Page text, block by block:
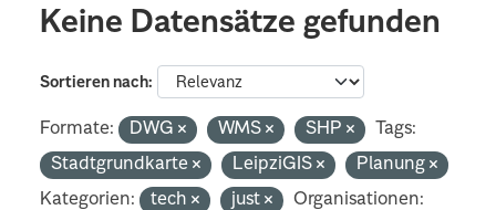
Keine Datensätze gefunden
Sortieren nach
Formate: DWG WMS SHP
Tags:
Stadtgrundkarte
LeipziGIS
Planung
Kategorien:
tech just
Organisationen: